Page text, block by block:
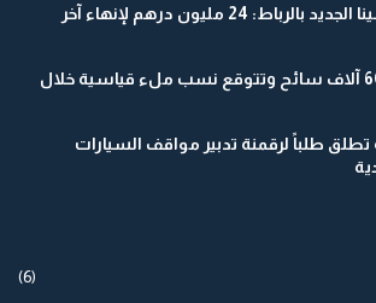
مستشفى ابن سينا الجديد بالرباط: 24 مليون درهم لإنهاء آخر
أكادير تستقبل 607 آلاف سائح وتتوقع نسب ملء قياسية خلال
تطلق طلباً لرقمنة تدبير مواقف السيارات
(6)